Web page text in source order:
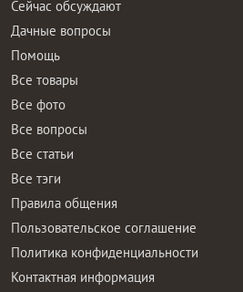
Сейчас обсуждают
Дачные вопросы
Помощь
Все товары
Все фото
Все вопросы
Все статьи
Все тэги
Правила общения
Пользовательское соглашение
Политика конфиденциальности
Контактная информация